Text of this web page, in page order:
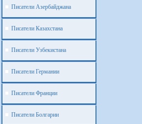
Писатели Азербайджана
Писатели Казахстана
Писатели Узбекистана
Писатели Германии
Писатели Франции
Писатели Болгарии